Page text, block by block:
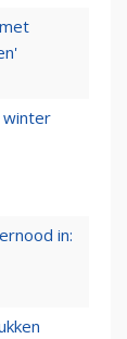
winter
in: